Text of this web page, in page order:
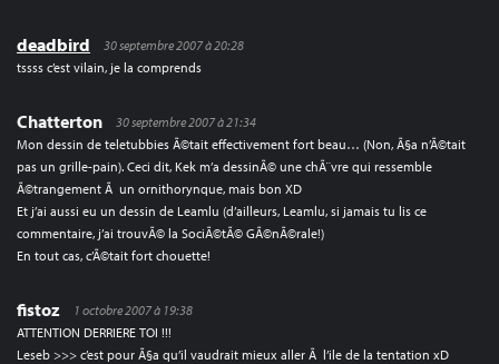
deadbird
30 septembre 2007 à 20:28
tssss c’est vilain, je la comprends
Chatterton
30 septembre 2007 à 21:34
Mon dessin de teletubbies Ã©tait effectivement fort beau… (Non, Ã§a n’Ã©tait
pas un grille-pain). Ceci dit, Kek m’a dessinÃ© une chÃ¨vre qui ressemble
Ã©trangement Ã un ornithorynque, mais bon XD
Et j’ai aussi eu un dessin de Leamlu (d’ailleurs, Leamlu, si jamais tu lis ce
commentaire, j’ai trouvÃ© la SociÃ©tÃ© GÃ©nÃ©rale!)
En tout cas, c’Ã©tait fort chouette!
fistoz
1 octobre 2007 à 19:38
ATTENTION DERRIERE TOI !!!
Leseb >>> c’est pour Ã§a qu’il vaudrait mieux aller Ã l’ile de la tentation xD